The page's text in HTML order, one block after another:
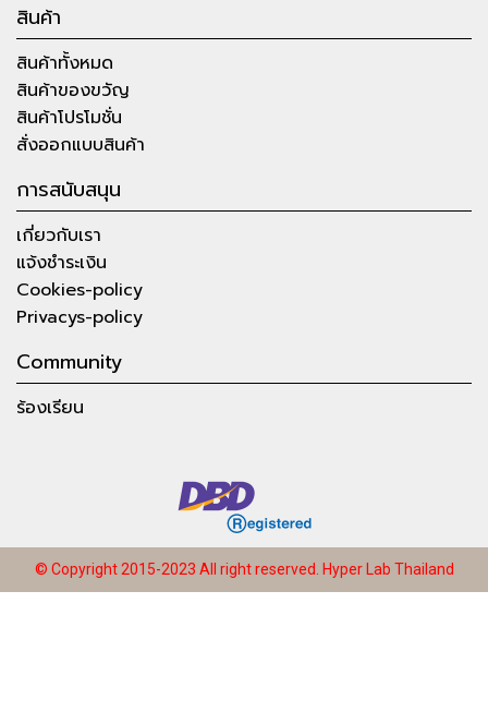
สินค้า
สินค้าทั้งหมด
สินค้าของขวัญ
สินค้าโปรโมชั่น
สั่งออกแบบสินค้า
การสนับสนุน
เกี่ยวกับเรา
แจ้งชำระเงิน
Cookies-policy
Privacys-policy
Community
ร้องเรียน
© Copyright 2015-2023 All right reserved. Hyper Lab Thailand